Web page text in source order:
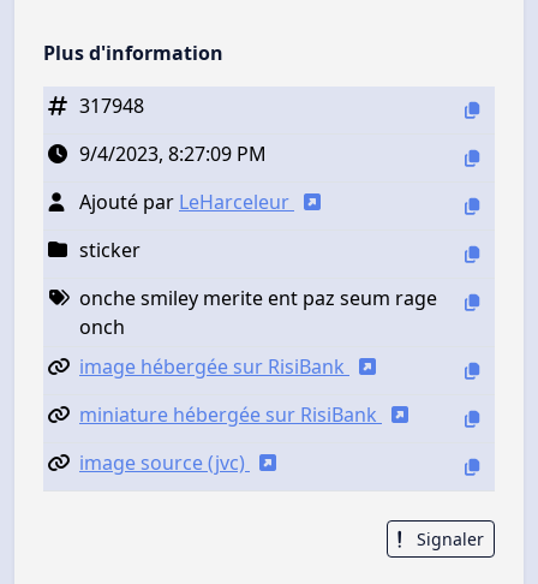
Plus d'information
317948
9/4/2023, 8:27:09 PM
Ajouté par LeHarceleur
sticker
onche smiley merite ent paz seum rage
onch
image hébergée sur RisiBank
miniature hébergée sur RisiBank
image source (jvc)
Signaler